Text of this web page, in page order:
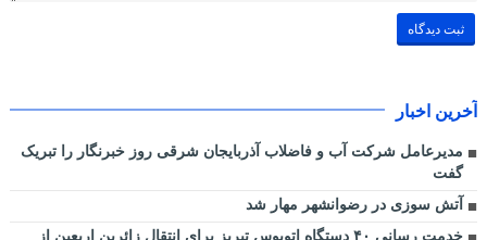
آخرین اخبار
مدیرعامل شرکت آب و فاضلاب آذربایجان شرقی روز خبرنگار را تبریک
گفت
آتش سوزی در رضوانشهر مهار شد
خدمت رسانی ۴۰ دستگاه اتوبوس تبریز برای انتقال زائرین اربعین از